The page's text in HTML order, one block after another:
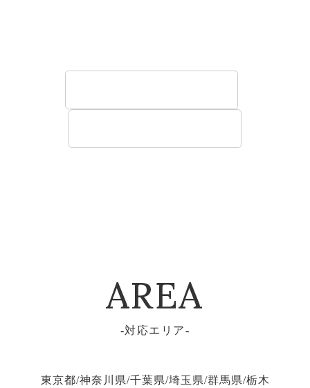
AREA
対応エリア
東京都/神奈川県/千葉県/埼玉県/群馬県/栃木